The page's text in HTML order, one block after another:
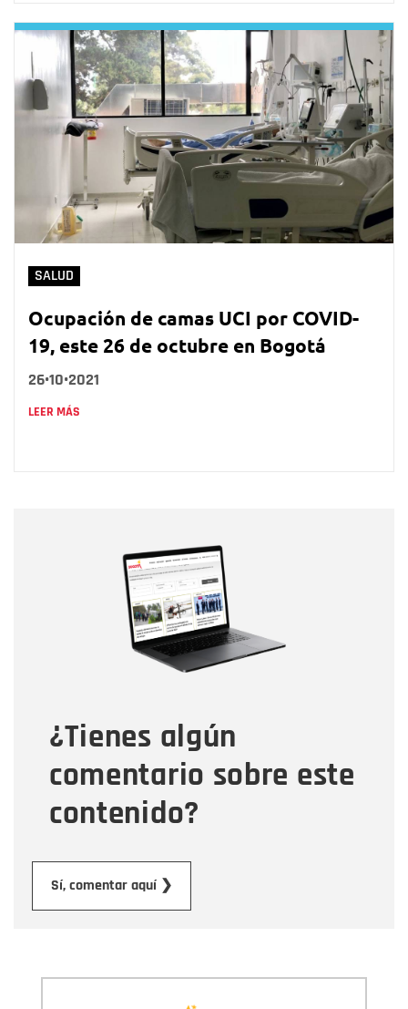
SALUD
Ocupación de camas UCI por COVID-
19, este 26 de octubre en Bogotá
26•10•2021
LEER MÁS
¿Tienes algún
comentario sobre este
contenido?
Sí, comentar aquí ❯
Correo electrónico
Tipo de comentario
Mensaje